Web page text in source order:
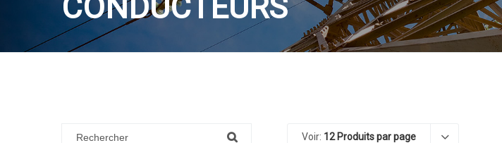
Voir: 12 Produits par page